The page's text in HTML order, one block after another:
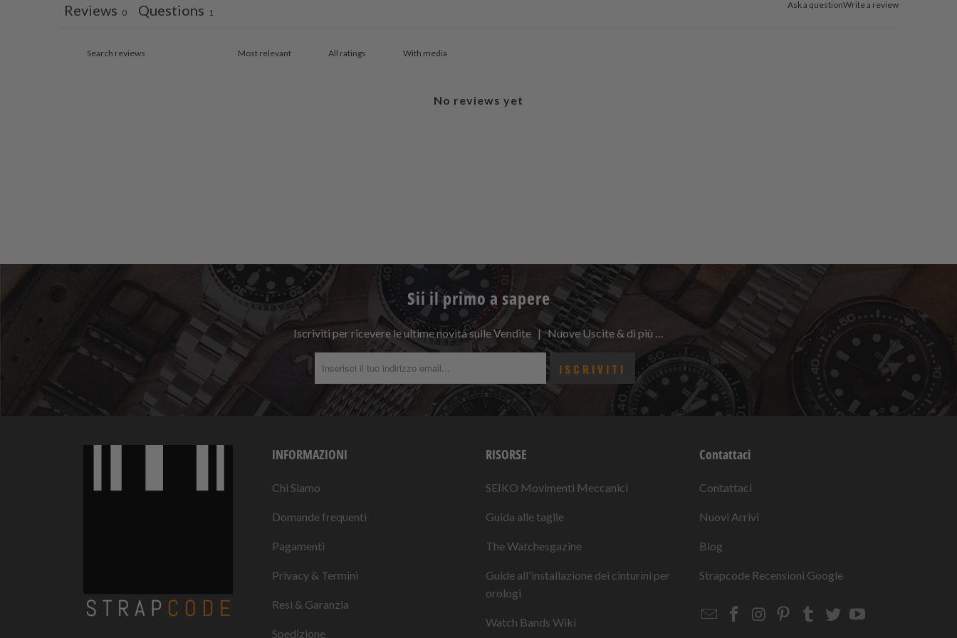
Ask a questionWrite a review
Reviews 0 Questions 1
With media
No reviews yet
Sii il primo a sapere
Iscriviti per ricevere le ultime novità sulle Vendite | Nuove Uscite & di più …
INFORMAZIONI
Chi Siamo
Domande frequenti
Pagamenti
Privacy & Termini
Resi & Garanzia
Spedizione
RISORSE
SEIKO Movimenti Meccanici
Guida alle taglie
The Watchesgazine
Guide all'installazione dei cinturini per
orologi
Watch Bands Wiki
Contattaci
Contattaci
Nuovi Arrivi
Blog
Strapcode Recensioni Google
EmailStrapcode
Strapcode
Strapcode
Strapcode
Strapcode